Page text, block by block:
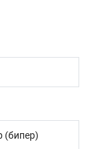
(бипер)